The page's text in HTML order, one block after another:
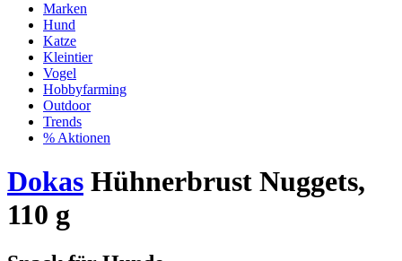
Marken
Hund
Katze
Kleintier
Vogel
Hobbyfarming
Outdoor
Trends
% Aktionen
Dokas Hühnerbrust Nuggets,
110 g